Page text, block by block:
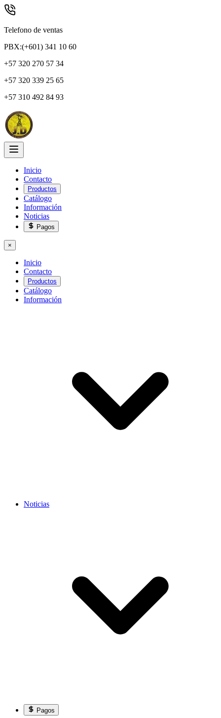
Telefono de ventas
PBX:(+601) 341 10 60
+57 320 270 57 34
+57 320 339 25 65
+57 310 492 84 93
Inicio
Contacto
Productos
Catálogo
Información
Noticias
Pagos
×
Inicio
Contacto
Productos
Catálogo
Información
Noticias
Pagos